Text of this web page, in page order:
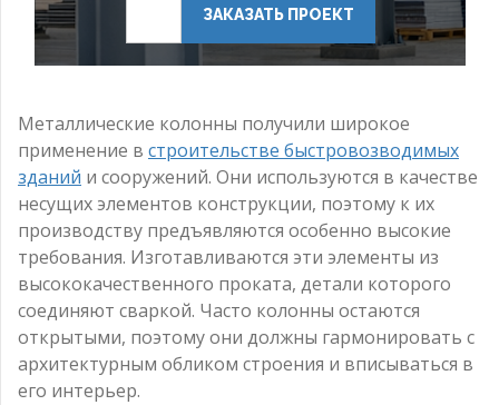
ЗАКАЗАТЬ ПРОЕКТ
Металлические колонны получили широкое
применение в строительстве быстровозводимых
зданий и сооружений. Они используются в качестве
несущих элементов конструкции, поэтому к их
производству предъявляются особенно высокие
требования. Изготавливаются эти элементы из
высококачественного проката, детали которого
соединяют сваркой. Часто колонны остаются
открытыми, поэтому они должны гармонировать с
архитектурным обликом строения и вписываться в
его интерьер.